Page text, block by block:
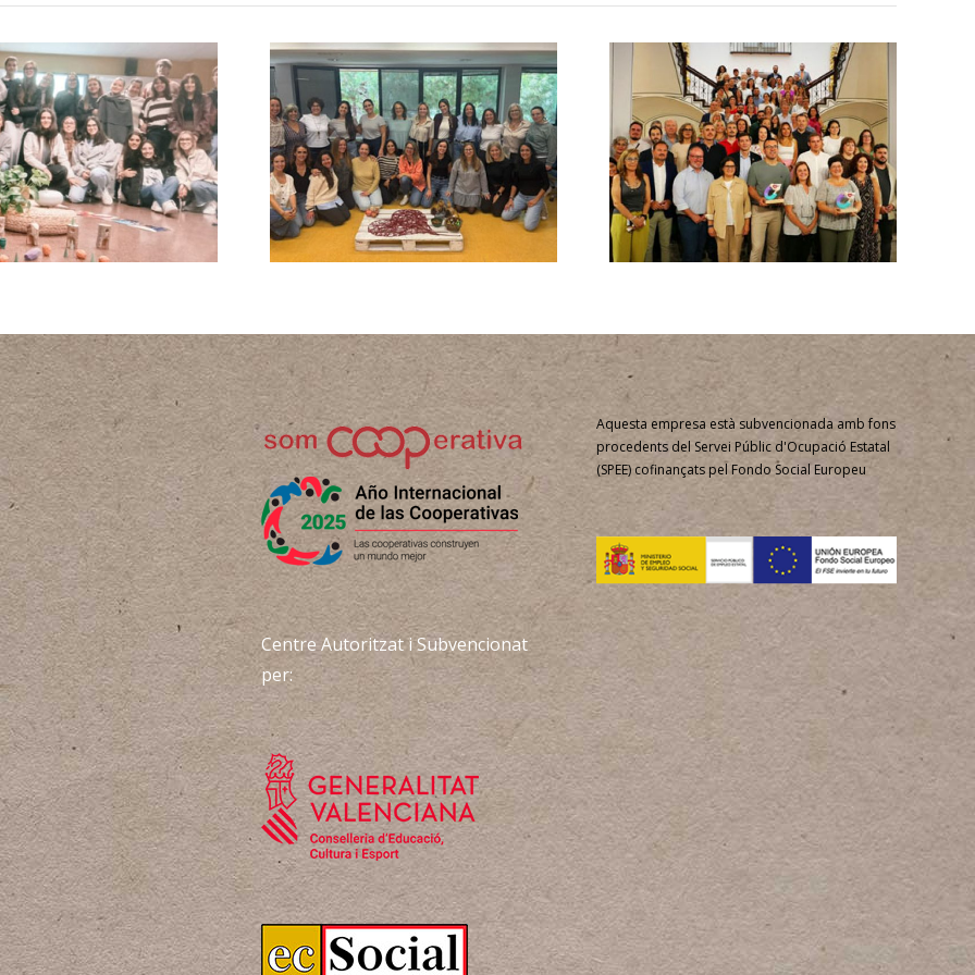
Formació Ninos
L’Escoles
Infantils Ninos
de Carlet,
Meliana i Xàtiva,
premiades per la
Diputació de
Centre Autoritzat i Subvencionat
per:
Aquesta empresa està subvencionada amb fons
procedents del Servei Públic d'Ocupació Estatal
(SPEE) cofinançats pel Fondo Social Europeu